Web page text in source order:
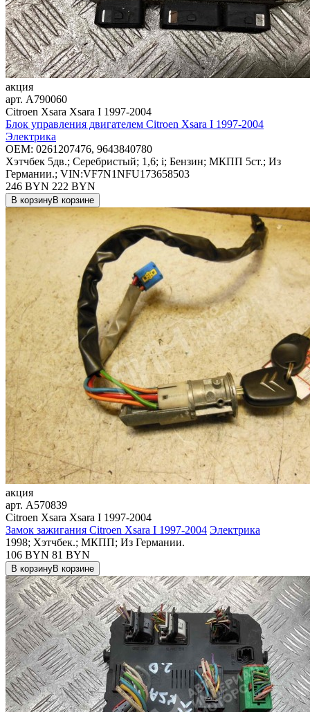
акция
арт. A790060
Citroen Xsara Xsara I 1997-2004
Блок управления двигателем Citroen Xsara I 1997-2004
Электрика
OEM: 0261207476, 9643840780
Хэтчбек 5дв.; Серебристый; 1,6; i; Бензин; МКПП 5ст.; Из
Германии.; VIN:VF7N1NFU173658503
246 BYN 222 BYN
В корзинуВ корзине
акция
арт. A570839
Citroen Xsara Xsara I 1997-2004
Замок зажигания Citroen Xsara I 1997-2004 Электрика
1998; Хэтчбек.; МКПП; Из Германии.
106 BYN 81 BYN
В корзинуВ корзине